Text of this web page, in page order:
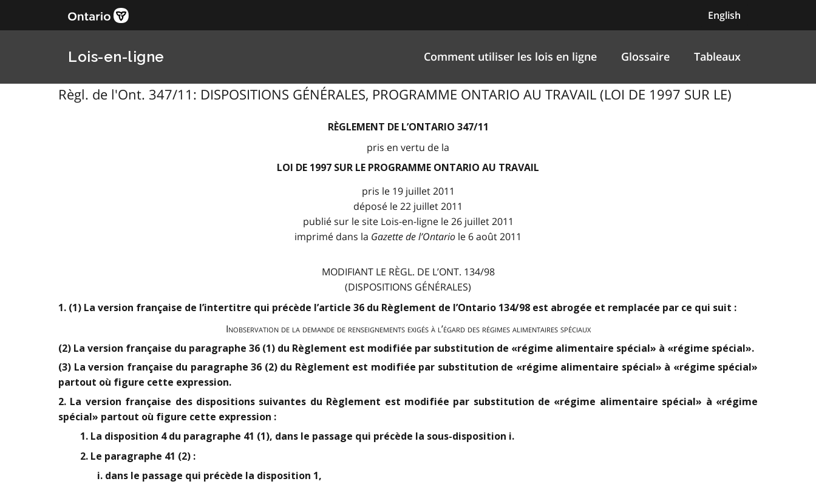
English
Lois-en-ligne Comment utiliser les lois en ligne Glossaire Tableaux
Règl. de l'Ont. 347/11: DISPOSITIONS GÉNÉRALES, PROGRAMME ONTARIO AU TRAVAIL (LOI DE 1997 SUR LE)
RÈGLEMENT DE L’ONTARIO 347/11
pris en vertu de la
LOI DE 1997 SUR LE PROGRAMME ONTARIO AU TRAVAIL
pris le 19 juillet 2011
déposé le 22 juillet 2011
publié sur le site Lois-en-ligne le 26 juillet 2011
imprimé dans la Gazette de l’Ontario le 6 août 2011
MODIFIANT LE RÈGL. DE L’ONT. 134/98
(DISPOSITIONS GÉNÉRALES)
1. (1) La version française de l’intertitre qui précède l’article 36 du Règlement de l’Ontario 134/98 est abrogée et remplacée par ce qui suit :
Inobservation de la demande de renseignements exigés à l’égard des régimes alimentaires spéciaux
(2) La version française du paragraphe 36 (1) du Règlement est modifiée par substitution de «régime alimentaire spécial» à «régime spécial».
(3) La version française du paragraphe 36 (2) du Règlement est modifiée par substitution de «régime alimentaire spécial» à «régime spécial»
partout où figure cette expression.
2. La version française des dispositions suivantes du Règlement est modifiée par substitution de «régime alimentaire spécial» à «régime
spécial» partout où figure cette expression :
1. La disposition 4 du paragraphe 41 (1), dans le passage qui précède la sous-disposition i.
2. Le paragraphe 41 (2) :
i. dans le passage qui précède la disposition 1,